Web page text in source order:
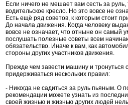
Если ничего не мешает вам сесть за
водительское кресло. Но это вовсе не
Есть ещё ряд советов, к которым стоит
До начала движения. Когда человеку
вовсе не означает, что отныне он самый
послушать полезные советы всем
обязательство. Иначе к вам, как
стороны других участников движения.
Прежде чем завести машину и тронуться
придерживаться нескольких правил:
- Никогда не садиться за руль пьяным. О
рекомендации можете узнать из
своей жизнью и жизнью других людей